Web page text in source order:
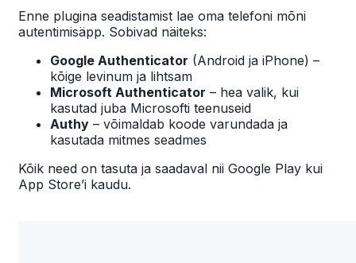
Enne plugina seadistamist lae oma telefoni mõni
autentimisäpp. Sobivad näiteks:
Google Authenticator (Android ja iPhone) –
kõige levinum ja lihtsam
Microsoft Authenticator – hea valik, kui
kasutad juba Microsofti teenuseid
Authy – võimaldab koode varundada ja
kasutada mitmes seadmes
Kõik need on tasuta ja saadaval nii Google Play kui
App Store’i kaudu.